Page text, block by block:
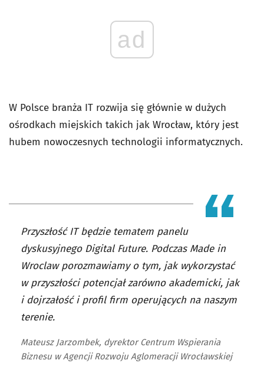
ad
W Polsce branża IT rozwija się głównie w dużych
ośrodkach miejskich takich jak Wrocław, który jest
hubem nowoczesnych technologii informatycznych.
Przyszłość IT będzie tematem panelu
dyskusyjnego Digital Future. Podczas Made in
Wroclaw porozmawiamy o tym, jak wykorzystać
w przyszłości potencjał zarówno akademicki, jak
i dojrzałość i profil firm operujących na naszym
terenie.
Mateusz Jarzombek, dyrektor Centrum Wspierania
Biznesu w Agencji Rozwoju Aglomeracji Wrocławskiej